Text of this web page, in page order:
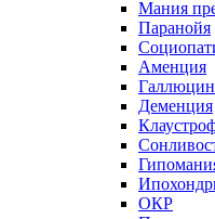
Мания
Паранойя
Аменция
Деменция
ОКР